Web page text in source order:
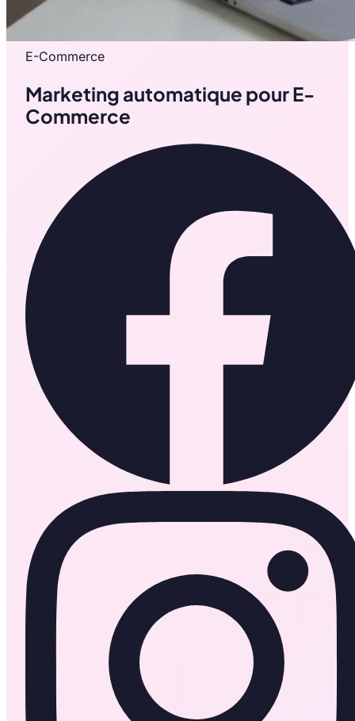
E-Commerce
Marketing automatique pour E-
Commerce